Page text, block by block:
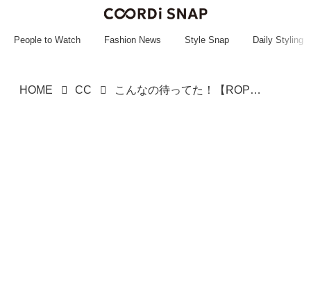
~~~~~~~~~~~
People to Watch Fashion News Style Snap Daily Styling
HOME CC こんなの待ってた！【ROPÉ PICNIC】今すぐ着られて先まで活躍♡「新作アイテム」